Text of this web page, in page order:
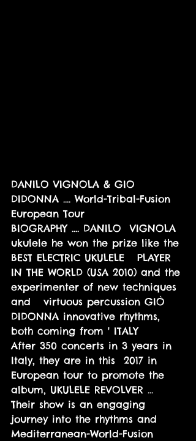
DANILO VIGNOLA & GIO
DIDONNA .... World-Tribal-Fusion
European Tour
BIOGRAPHY .... DANILO  VIGNOLA
ukulele he won the prize like the
BEST ELECTRIC UKULELE   PLAYER
IN THE WORLD (USA 2010) and the
experimenter of new techniques
and   virtuous percussion GIÒ
DIDONNA innovative rhythms,
both coming from ' ITALY
After 350 concerts in 3 years in
Italy, they are in this  2017 in
European tour to promote the
album, UKULELE REVOLVER ...
Their show is an engaging
journey into the rhythms and
Mediterranean-World-Fusion